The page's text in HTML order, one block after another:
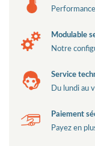
Modulable
Notre
Service
Du lundi au
Paiement
Payez en